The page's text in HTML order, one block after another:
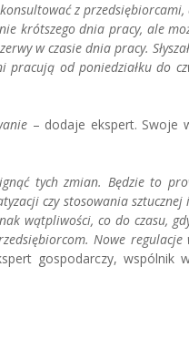
z przedsiębiorcami,
krótszego dnia pracy, ale
w czasie dnia pracy.
pracują od poniedziałku do
– dodaje ekspert. Swoje
tych zmian. Będzie to
czy stosowania sztucznej
wątpliwości, co do czasu,
Nowe
gospodarczy, wspólnik